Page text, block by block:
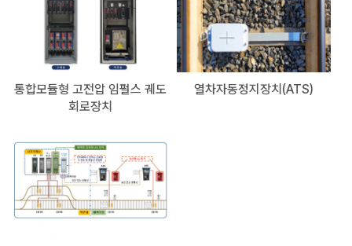
통합모듈형 고전압 임펄스 궤도
회로장치
열차자동정지장치(ATS)